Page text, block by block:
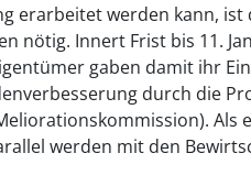
erarbeitet werden kann,
Innert Frist bis 11.
gaben damit ihr
durch die
Als
werden mit den